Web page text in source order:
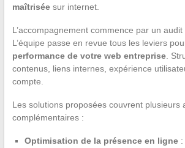
maîtriséesur internet.
L’accompagnement commence par un audit
L’équipe passe en revue tous les leviers
performance de votre web entreprise.
contenus, liens internes, expérience
compte.
Les solutions proposées couvrent plusieurs
complémentaires :
Optimisation de la présence en ligne: